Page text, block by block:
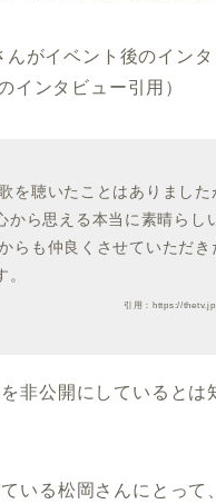
がイベント後のイン
インタビュー引用）
を聴いたことはありまし
から思える本当に素晴らし
らも仲良くさせていただ
news/detail/
非公開にしているとは
いる松岡さんにとって